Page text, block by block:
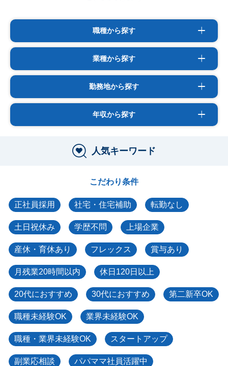
職種から探す
業種から探す
勤務地から探す
年収から探す
人気キーワード
こだわり条件
正社員採用 社宅・住宅補助 転勤なし
土日祝休み 学歴不問 上場企業
産休・育休あり フレックス 賞与あり
月残業20時間以内 休日120日以上
20代におすすめ 30代におすすめ 第二新卒OK
職種未経験OK 業界未経験OK
職種・業界未経験OK スタートアップ
副業応相談 パパママ社員活躍中